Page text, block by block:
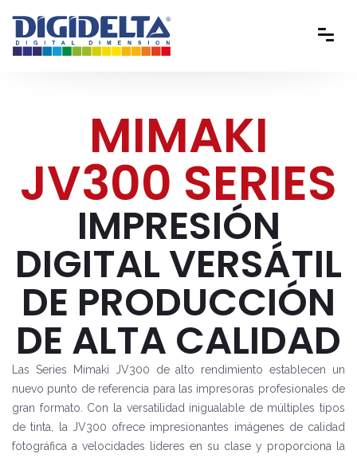
MIMAKI
JV300 SERIES
IMPRESIÓN
DIGITAL VERSÁTIL
DE PRODUCCIÓN
DE ALTA CALIDAD
Las Series Mimaki JV300 de alto rendimiento establecen un
nuevo punto de referencia para las impresoras profesionales de
gran formato. Con la versatilidad inigualable de múltiples tipos
de tinta, la JV300 ofrece impresionantes imágenes de calidad
fotográfica a velocidades líderes en su clase y proporciona la